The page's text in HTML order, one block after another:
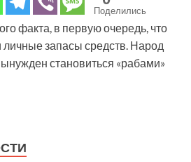
Поделились
факта, в первую очередь, что
личные запасы средств. Народ
становиться «рабами»